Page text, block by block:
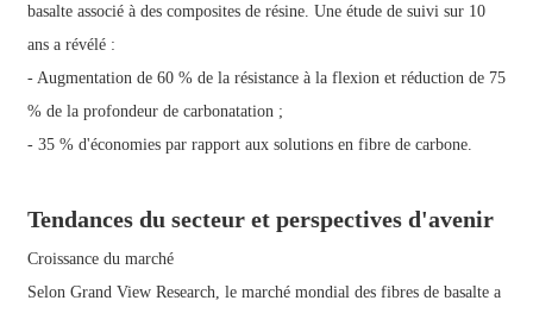
basalteassocié à des composites de résine. Une étude de suivi sur 10
ans a révélé :
- Augmentation de 60 % de la résistance à la flexion et réduction de 75
% de la profondeur de carbonatation ;
- 35 % d'économies par rapport aux solutions en fibre de carbone.
Tendances du secteur et perspectives d'avenir
Croissance du marché
Selon Grand View Research, le marché mondial des fibres de basalte a